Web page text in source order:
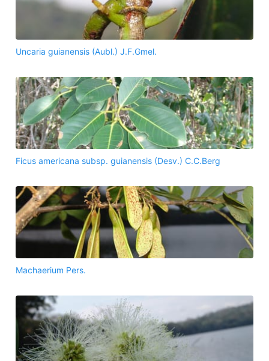
Uncaria guianensis (Aubl.) J.F.Gmel.
Ficus americana subsp. guianensis (Desv.) C.C.Berg
Machaerium Pers.